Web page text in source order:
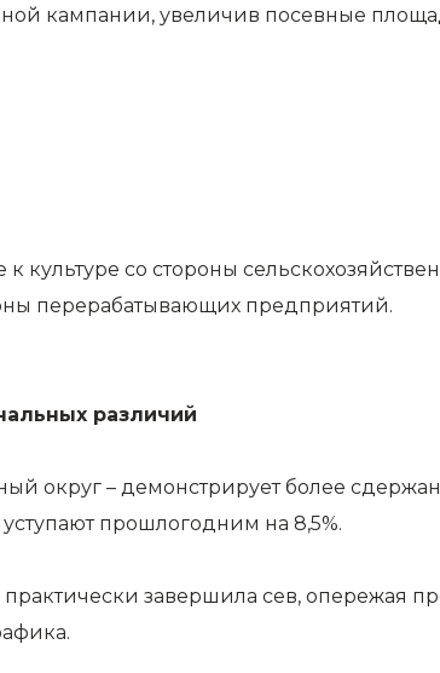
кампании, увеличив посевные
культуре со стороны
перерабатывающих предприятий.
различий
округ – демонстрирует более
прошлогодним на 8,5%.
завершила сев, опережая